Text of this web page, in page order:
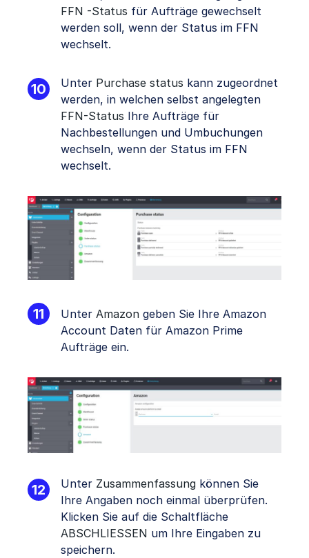
FFN -Status für Aufträge gewechselt
werden soll, wenn der Status im FFN
wechselt.
Unter Purchase status kann zugeordnet
werden, in welchen selbst angelegten
FFN-Status Ihre Aufträge für
Nachbestellungen und Umbuchungen
wechseln, wenn der Status im FFN
wechselt.
Unter Amazon geben Sie Ihre Amazon
Account Daten für Amazon Prime
Aufträge ein.
Unter Zusammenfassung können Sie
Ihre Angaben noch einmal überprüfen.
Klicken Sie auf die Schaltfläche
ABSCHLIESSEN um Ihre Eingaben zu
speichern.